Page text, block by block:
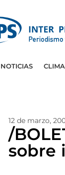
CLIMA
12 de marzo,
/
sobre